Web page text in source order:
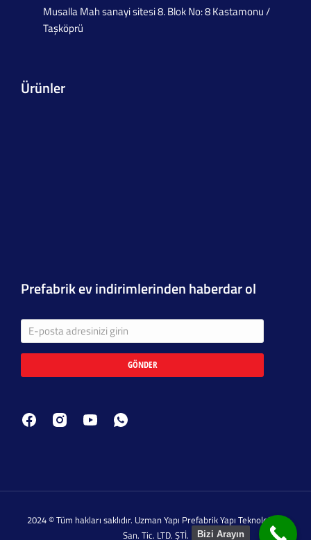
Musalla Mah sanayi sitesi 8. Blok No: 8 Kastamonu /
Taşköprü
Ürünler
Prefabrik ev indirimlerinden haberdar ol
GÖNDER
2024 © Tüm hakları saklıdır. Uzman Yapı Prefabrik Yapı Teknolojileri
San. Tic. LTD. ŞTİ.
Bizi Arayın